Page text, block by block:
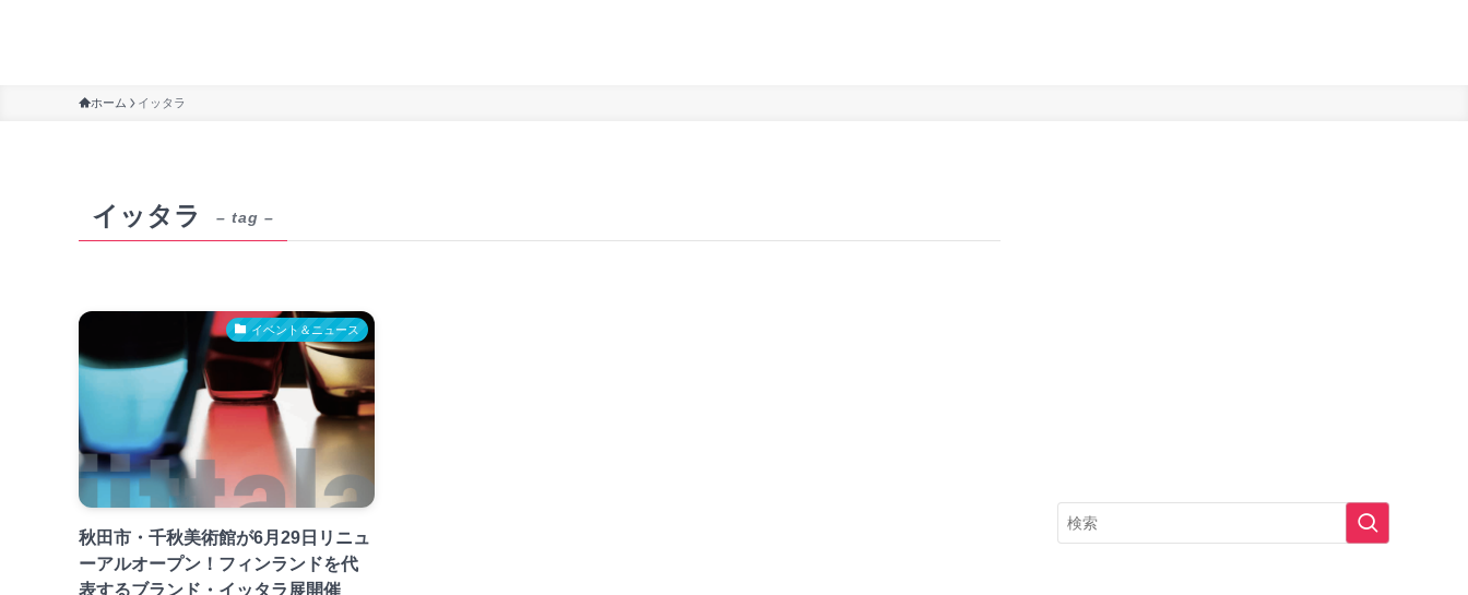
ホーム イッタラ
イッタラ – tag –
イベント＆ニュース
秋田市・千秋美術館が6月29日リニュ
ーアルオープン！フィンランドを代
表するブランド・イッタラ展開催